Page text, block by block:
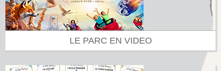
LE PARC EN VIDEO